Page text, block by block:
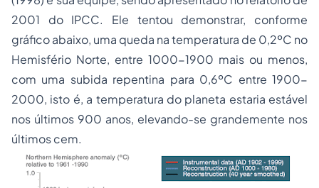
2001 do IPCC. Ele tentou demonstrar, conforme
gráfico abaixo, uma queda na temperatura de 0,2ºC no
Hemisfério Norte, entre 1000-1900 mais ou menos,
com uma subida repentina para 0,6ºC entre 1900-
2000, isto é, a temperatura do planeta estaria estável
nos últimos 900 anos, elevando-se grandemente nos
últimos cem.